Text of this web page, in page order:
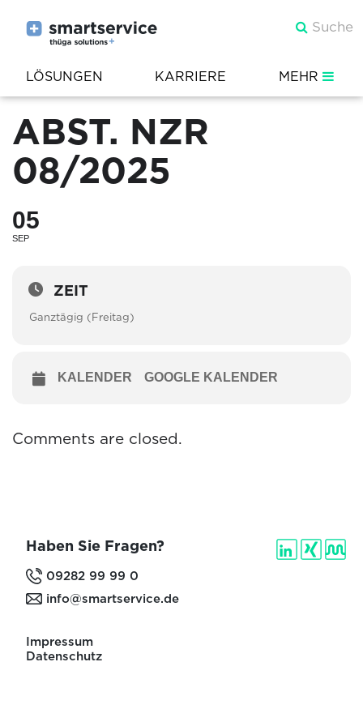
LÖSUNGEN KARRIERE MEHR
ABST. NZR
08/2025
05
SEP
ZEIT
Ganztägig (Freitag)
KALENDER GOOGLE KALENDER
Comments are closed.
Haben Sie Fragen?
09282 99 99 0
info@smartservice.de
Impressum
Datenschutz